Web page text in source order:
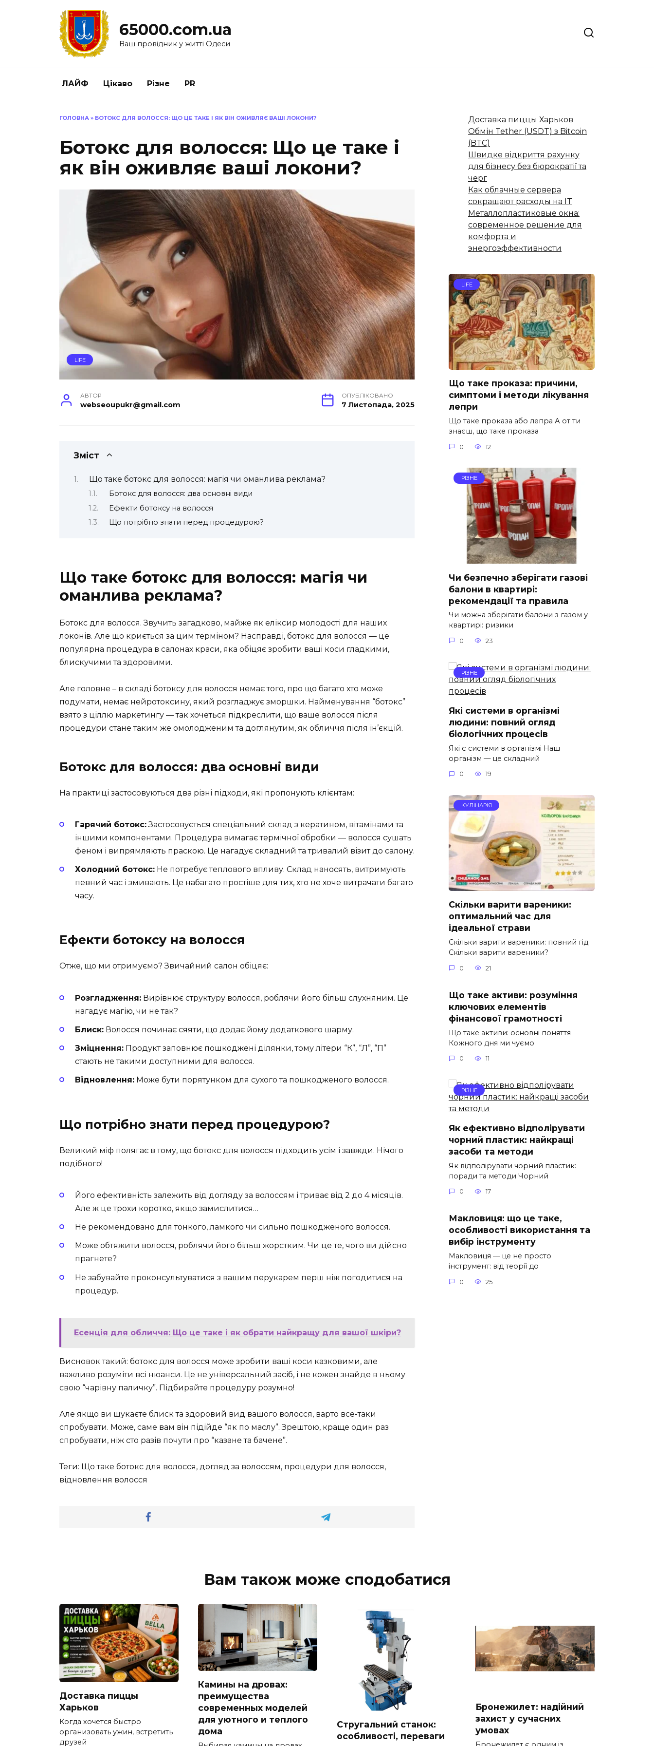
65000.com.ua
Ваш провідник у житті Одеси
ЛАЙФ Цікаво Різне PR
ГОЛОВНА » БОТОКС ДЛЯ ВОЛОССЯ: ЩО ЦЕ ТАКЕ І ЯК ВІН ОЖИВЛЯЄ ВАШІ ЛОКОНИ?
Ботокс для волосся: Що це таке і
як він оживляє ваші локони?
LIFE
АВТОР
webseoupukr@gmail.com
ОПУБЛІКОВАНО
7 Листопада, 2025
Зміст
Що таке ботокс для волосся: магія чи оманлива реклама?
Ботокс для волосся: два основні види
Ефекти ботоксу на волосся
Що потрібно знати перед процедурою?
Що таке ботокс для волосся: магія чи
оманлива реклама?
Ботокс для волосся. Звучить загадково, майже як еліксир молодості для наших
локонів. Але що криється за цим терміном? Насправді, ботокс для волосся — це
популярна процедура в салонах краси, яка обіцяє зробити ваші коси гладкими,
блискучими та здоровими.
Але головне – в складі ботоксу для волосся немає того, про що багато хто може
подумати, немає нейротоксину, який розгладжує зморшки. Найменування “ботокс”
взято з ціллю маркетингу — так хочеться підкреслити, що ваше волосся після
процедури стане таким же омолодженим та доглянутим, як обличчя після ін’єкцій.
Ботокс для волосся: два основні види
На практиці застосовуються два різні підходи, які пропонують клієнтам:
Гарячий ботокс:Застосовується спеціальний склад з кератином, вітамінами та
іншими компонентами. Процедура вимагає термічної обробки — волосся сушать
феном і випрямляють праскою. Це нагадує складний та тривалий візит до салону.
Холодний ботокс: Не потребує теплового впливу. Склад наносять, витримують
певний час і змивають. Це набагато простіше для тих, хто не хоче витрачати багато
часу.
Ефекти ботоксу на волосся
Отже, що ми отримуємо? Звичайний салон обіцяє:
Розгладження: Вирівнює структуру волосся, роблячи його більш слухняним. Це
нагадує магію, чи не так?
Блиск: Волосся починає сяяти, що додає йому додаткового шарму.
Зміцнення: Продукт заповнює пошкоджені ділянки, тому літери “К”, “Л”, “П”
стають не такими доступними для волосся.
Відновлення: Може бути порятунком для сухого та пошкодженого волосся.
Що потрібно знати перед процедурою?
Великий міф полягає в тому, що ботокс для волосся підходить усім і завжди. Нічого
подібного!
Його ефективність залежить від догляду за волоссям і триває від 2 до 4 місяців.
Але ж це трохи коротко, якщо замислитися…
Не рекомендовано для тонкого, ламкого чи сильно пошкодженого волосся.
Може обтяжити волосся, роблячи його більш жорстким. Чи це те, чого ви дійсно
прагнете?
Не забувайте проконсультуватися з вашим перукарем перш ніж погодитися на
процедур.
Есенція для обличчя: Що це таке і як обрати найкращу для вашої шкіри?
Висновок такий: ботокс для волосся може зробити ваші коси казковими, але
важливо розуміти всі нюанси. Це не універсальний засіб, і не кожен знайде в ньому
свою “чарівну паличку”. Підбирайте процедуру розумно!
Але якщо ви шукаєте блиск та здоровий вид вашого волосся, варто все-таки
спробувати. Може, саме вам він підійде “як по маслу”. Зрештою, краще один раз
спробувати, ніж сто разів почути про “казане та бачене”.
Теги: Що таке ботокс для волосся, догляд за волоссям, процедури для волосся,
відновлення волосся
Доставка пиццы Харьков
Обмін Tether (USDT) з Bitcoin
(BTC)
Швидке відкриття рахунку
для бізнесу без бюрократії та
черг
Как облачные сервера
сокращают расходы на IT
Металлопластиковые окна:
современное решение для
комфорта и
энергоэффективности
LIFE
Що таке проказа: причини,
симптоми і методи лікування
лепри
Що таке проказа або лепра А от ти
знаєш, що таке проказа
0 12
РІЗНЕ
Чи безпечно зберігати газові
балони в квартирі:
рекомендації та правила
Чи можна зберігати балони з газом у
квартирі: ризики
0 23
РІЗНЕ
Які системи в організмі
людини: повний огляд
біологічних процесів
Які є системи в організмі Наш
організм — це складний
0 19
КУЛІНАРІЯ
Скільки варити вареники:
оптимальний час для
ідеальної страви
Скільки варити вареники: повний гід
Скільки варити вареники?
0 21
Що таке активи: розуміння
ключових елементів
фінансової грамотності
Що таке активи: основні поняття
Кожного дня ми чуємо
0 11
РІЗНЕ
Як ефективно відполірувати
чорний пластик: найкращі
засоби та методи
Як відполірувати чорний пластик:
поради та методи Чорний
0 17
Макловиця: що це таке,
особливості використання та
вибір інструменту
Макловиця — це не просто
інструмент: від теорії до
0 25
Вам також може сподобатися
Доставка пиццы
Харьков
Когда хочется быстро
организовать ужин, встретить
друзей
Камины на дровах:
преимущества
современных моделей
для уютного и теплого
дома
Стругальний станок:
особливості, переваги
Бронежилет: надійний
захист у сучасних
умовах